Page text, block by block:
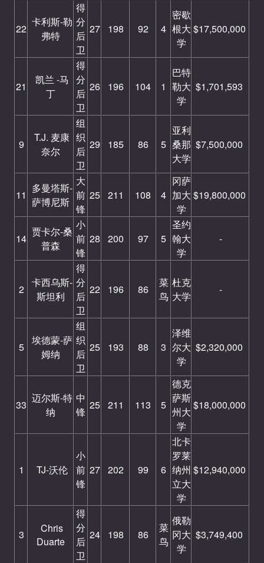
22
卡利斯-勒
弗特
得
分
后
卫
27 198 92 4
密歇
根大
学
$17,500,000
21
凯兰 -马
丁
得
分
后
卫
26 196 104 1
巴特
勒大
学
$1,701,593
9
T.J. 麦康
奈尔
组
织
后
卫
29 185 86 5
亚利
桑那
大学
$7,500,000
11
多曼塔斯-
萨博尼斯
大
前
锋
25 211 108 4
冈萨
加大
学
$19,800,000
14
贾卡尔-桑
普森
小
前
锋
28 200 97 5
圣约
翰大
学
-
2
卡西乌斯-
斯坦利
得
分
后
卫
22 196 86
菜
鸟
杜克
大学
-
5
埃德蒙-萨
姆纳
组
织
后
卫
25 193 88 3
泽维
尔大
学
$2,320,000
33
迈尔斯-特
纳
中
锋
25 211 113 5
德克
萨斯
州大
学
$18,000,000
1 TJ-沃伦
小
前
锋
27 202 99 6
北卡
罗莱
纳州
立大
学
$12,940,000
3
Chris
Duarte
得
分
后
卫
24 198 86
菜
鸟
俄勒
冈大
学
$3,749,400